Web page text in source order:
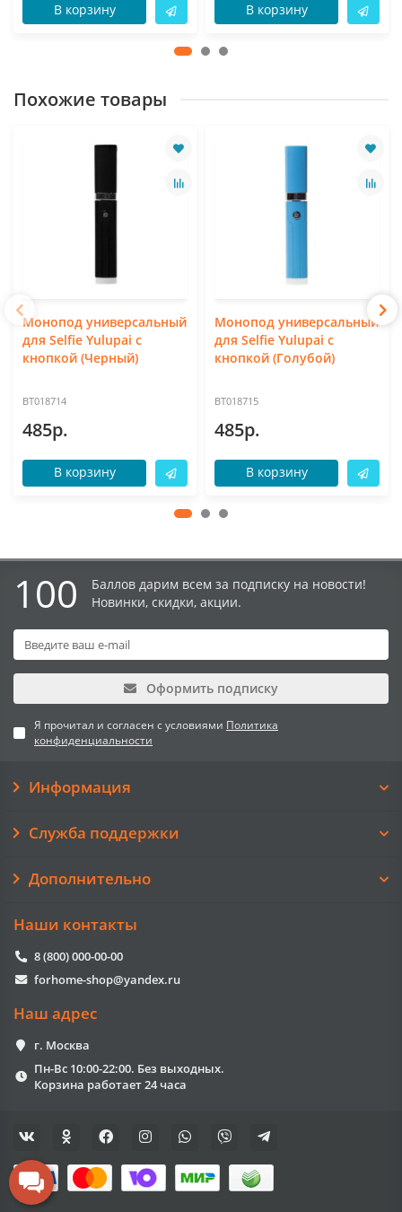
В корзину В корзину
Похожие товары
Монопод универсальный
для Selfie Yulupai с
кнопкой (Черный)
BT018714
485р.
В корзину
Монопод универсальный
для Selfie Yulupai с
кнопкой (Голубой)
BT018715
485р.
В корзину
100
Баллов дарим всем за подписку на новости!
Новинки, скидки, акции.
Оформить подписку
Я прочитал и согласен с условиями Политика
конфиденциальности
Информация
Служба поддержки
Дополнительно
Наши контакты
8 (800) 000-00-00
forhome-shop@yandex.ru
Наш адрес
г. Москва
Пн-Вс 10:00-22:00. Без выходных.
Корзина работает 24 часа